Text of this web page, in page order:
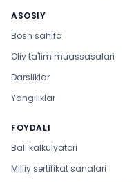
ASOSIY
Bosh sahifa
Oliy ta'lim muassasalari
Darsliklar
Yangiliklar
FOYDALI
Ball kalkulyatori
Milliy sertifikat sanalari